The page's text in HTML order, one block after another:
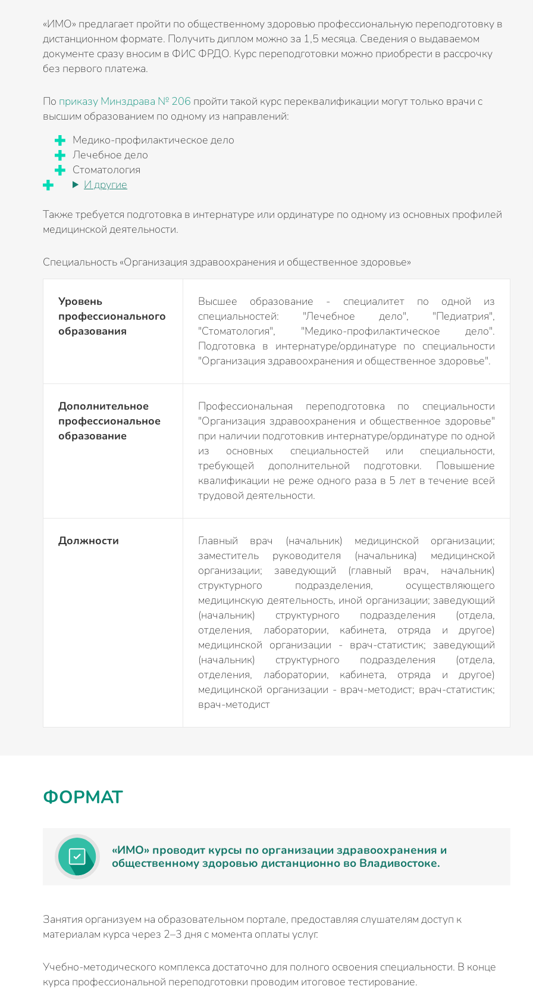
«ИМО» предлагает пройти по общественному здоровью профессиональную переподготовку в
дистанционном формате. Получить диплом можно за 1,5 месяца. Сведения о выдаваемом
документе сразу вносим в ФИС ФРДО. Курс переподготовки можно приобрести в рассрочку
без первого платежа.
По приказу Минздрава № 206 пройти такой курс переквалификации могут только врачи с
высшим образованием по одному из направлений:
Медико-профилактическое дело
Лечебное дело
Стоматология
И другие
Также требуется подготовка в интернатуре или ординатуре по одному из основных профилей
медицинской деятельности.
Специальность «Организация здравоохранения и общественное здоровье»
Уровень
профессионального
образования
Высшее образование - специалитет по одной из
специальностей: "Лечебное дело", "Педиатрия",
"Стоматология", "Медико-профилактическое дело".
Подготовка в интернатуре/ординатуре по специальности
"Организация здравоохранения и общественное здоровье".
Дополнительное
профессиональное
образование
Профессиональная переподготовка по специальности
"Организация здравоохранения и общественное здоровье"
при наличии подготовкив интернатуре/ординатуре по одной
из основных специальностей или специальности,
требующей дополнительной подготовки. Повышение
квалификации не реже одного раза в 5 лет в течение всей
трудовой деятельности.
Должности
Главный врач (начальник) медицинской организации;
заместитель руководителя (начальника) медицинской
организации; заведующий (главный врач, начальник)
структурного подразделения, осуществляющего
медицинскую деятельность, иной организации; заведующий
(начальник) структурного подразделения (отдела,
отделения, лаборатории, кабинета, отряда и другое)
медицинской организации - врач-статистик; заведующий
(начальник) структурного подразделения (отдела,
отделения, лаборатории, кабинета, отряда и другое)
медицинской организации - врач-методист; врач-статистик;
врач-методист
ФОРМАТ
«ИМО» проводит курсы по организации здравоохранения и
общественному здоровью дистанционно во Владивостоке.
Занятия организуем на образовательном портале, предоставляя слушателям доступ к
материалам курса через 2–3 дня с момента оплаты услуг.
Учебно-методического комплекса достаточно для полного освоения специальности. В конце
курса профессиональной переподготовки проводим итоговое тестирование.